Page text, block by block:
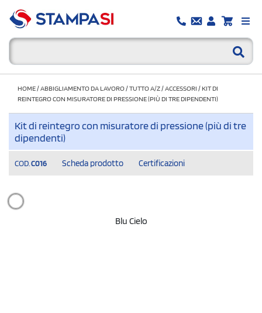
HOME/ABBIGLIAMENTO DA LAVORO/TUTTO A/Z/ACCESSORI /KIT DI
REINTEGRO CON MISURATORE DI PRESSIONE (PIÙ DI TRE DIPENDENTI)
Kit di reintegro con misuratore di pressione (più di tre
dipendenti)
COD. C016 Scheda prodotto Certificazioni
Blu Cielo